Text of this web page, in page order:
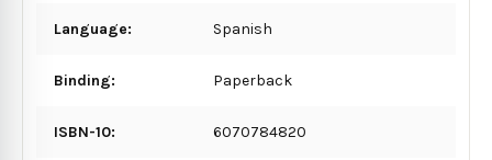
Language: Spanish
Binding: Paperback
ISBN-10: 6070784820